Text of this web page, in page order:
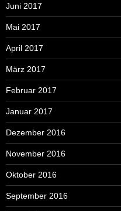
Juni 2017
Mai 2017
April 2017
März 2017
Februar 2017
Januar 2017
Dezember 2016
November 2016
Oktober 2016
September 2016